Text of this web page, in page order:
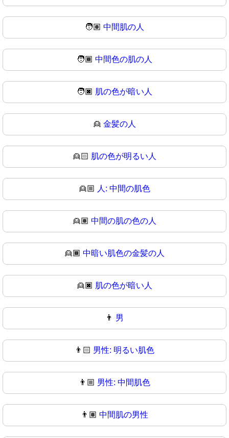
🧑🏽 中間肌の人
🧑🏾 中間色の肌の人
🧑🏿 肌の色が暗い人
👱 金髪の人
👱🏻 肌の色が明るい人
👱🏼 人: 中間の肌色
👱🏽 中間の肌の色の人
👱🏾 中暗い肌色の金髪の人
👱🏿 肌の色が暗い人
👨 男
👨🏻 男性: 明るい肌色
👨🏼 男性: 中間肌色
👨🏽 中間肌の男性